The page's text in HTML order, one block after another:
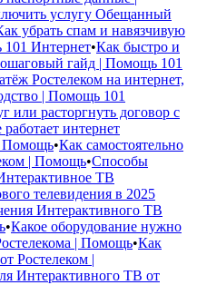
услугу Обещанный
убрать спам и навязчивую
101 Интернет•Как быстро и
гайд | Помощь 101
Ростелеком на интернет,
| Помощь 101
или расторгнуть договор с
интернет
Помощь•Как самостоятельно
| Помощь•Способы
ТВ
телевидения в 2025
Интерактивного ТВ
•Какое оборудование нужно
| Помощь•Как
Ростелеком |
Интерактивного ТВ от